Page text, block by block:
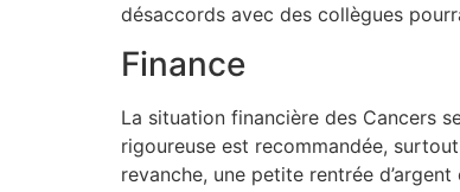
désaccords avec des collègues
Finance
La situation financière des Cancers
rigoureuse est recommandée,
revanche, une petite rentrée